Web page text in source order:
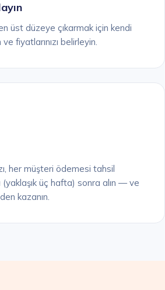
üst düzeye çıkarmak için kendi
fiyatlarınızı belirleyin.
her müşteri ödemesi tahsil
üç hafta) sonra alın — ve
kazanın.